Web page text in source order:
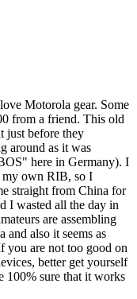
Motorola gear. Some
from a friend. This old
just before they
around as it was
here in Germany). I
my own RIB, so I
straight from China for
I wasted all the day in
are assembling
and also it seems as
you are not too good on
better get yourself
100% sure that it works